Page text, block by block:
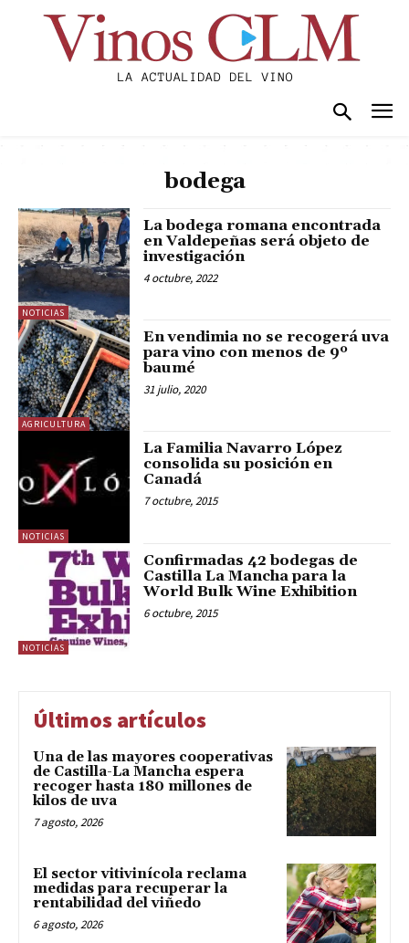
bodega
NOTICIAS
La bodega romana encontrada
en Valdepeñas será objeto de
investigación
4 octubre, 2022
AGRICULTURA
En vendimia no se recogerá uva
para vino con menos de 9º
baumé
31 julio, 2020
NOTICIAS
La Familia Navarro López
consolida su posición en
Canadá
7 octubre, 2015
NOTICIAS
Confirmadas 42 bodegas de
Castilla La Mancha para la
World Bulk Wine Exhibition
6 octubre, 2015
Últimos artículos
Una de las mayores cooperativas
de Castilla-La Mancha espera
recoger hasta 180 millones de
kilos de uva
7 agosto, 2026
El sector vitivinícola reclama
medidas para recuperar la
rentabilidad del viñedo
6 agosto, 2026